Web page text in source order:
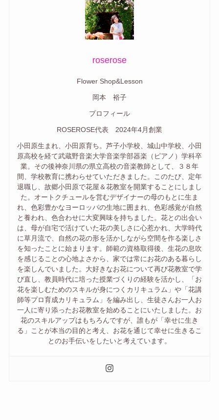
roserose
Flower Shop&Lesson
岡本 裕子
プロフィール
ROSEROSE代表 2024年4月創業
小田原生まれ、小田原育ち。芦子小学校、城山中学校、小田
原高校を経て武蔵野音楽大学音楽学部器楽（ピアノ）学科卒
業。その後神奈川県の県立高校の音楽教師として、３８年
間、学校教育に携わらせていただきました。このたび、定年
退職し、故郷小田原で花屋＆花教室を開業することにしまし
た。オートクチュールを営むデザイナーの母のもとに生ま
れ、色彩豊かなヨーロッパの生地に囲まれ、色彩感覚が自然
と養われ、色合わせに大変興味を持ちました。花との出会い
は、母が自宅で活けていた花の美しさに心惹かれ、大学時代
に草月流で、自然の花の形を活かしながら空間を作る楽しさ
を知ったことに始まります。師範の資格取得後、生花の息吹
を感じることの心地よさから、家では常にお花のある暮らし
を楽しんでいました。大好きなお花について再び花教室で学
び直し、教員時代に培った授業づくりの経験を活かし、「お
花を楽しむためのスキルが身につくカリキュラム」や「花講
師等プロ育成カリキュラム」を編み出し、生徒さんお一人お
一人に寄り添ったお花教室を始めることにいたしました。お
花のスキルアップはもちろんですが、誰もが「幸せに生き
る」ことが本当の目的と考え、お花を通じて幸せに生きるこ
とのお手伝いをしたいと考えています。